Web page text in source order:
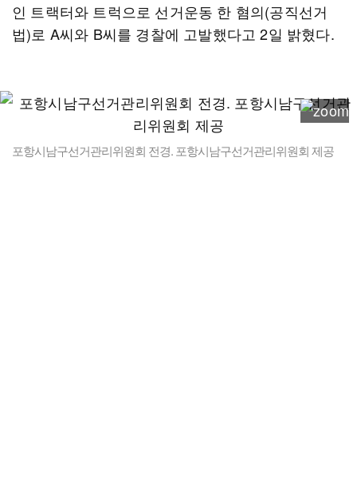
인 트랙터와 트럭으로 선거운동 한 혐의(공직선거
법)로 A씨와 B씨를 경찰에 고발했다고 2일 밝혔다.
포항시남구선거관리위원회 전경. 포항시남구선거관리위원회 제공